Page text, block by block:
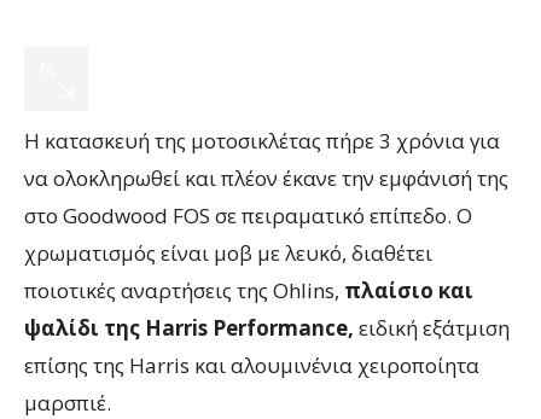
Η κατασκευή της μοτοσικλέτας πήρε 3 χρόνια για
να ολοκληρωθεί και πλέον έκανε την εμφάνισή της
στο Goodwood FOS σε πειραματικό επίπεδο. Ο
χρωματισμός είναι μοβ με λευκό, διαθέτει
ποιοτικές αναρτήσεις της Ohlins, πλαίσιο και
ψαλίδι της Harris Performance, ειδική εξάτμιση
επίσης της Harris και αλουμινένια χειροποίητα
μαρσπιέ.